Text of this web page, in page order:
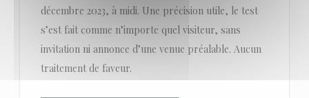
décembre 2023, à midi. Une précision utile, le test
s’est fait comme n’importe quel visiteur, sans
invitation ni annonce d’une venue préalable. Aucun
traitement de faveur.